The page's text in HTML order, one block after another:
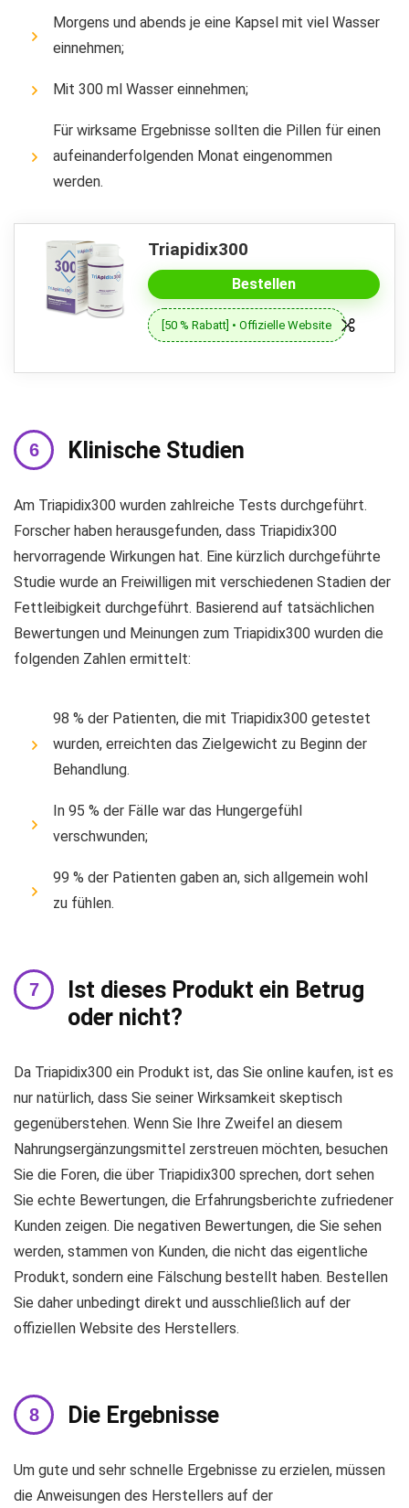
Morgens und abends je eine Kapsel mit viel Wasser
einnehmen;
Mit 300 ml Wasser einnehmen;
Für wirksame Ergebnisse sollten die Pillen für einen
aufeinanderfolgenden Monat eingenommen
werden.
Triapidix300
Bestellen
[50 % Rabatt] • Offizielle Website
Klinische Studien
Am Triapidix300 wurden zahlreiche Tests durchgeführt.
Forscher haben herausgefunden, dass Triapidix300
hervorragende Wirkungen hat. Eine kürzlich durchgeführte
Studie wurde an Freiwilligen mit verschiedenen Stadien der
Fettleibigkeit durchgeführt. Basierend auf tatsächlichen
Bewertungen und Meinungen zum Triapidix300 wurden die
folgenden Zahlen ermittelt:
98 % der Patienten, die mit Triapidix300 getestet
wurden, erreichten das Zielgewicht zu Beginn der
Behandlung.
In 95 % der Fälle war das Hungergefühl
verschwunden;
99 % der Patienten gaben an, sich allgemein wohl
zu fühlen.
Ist dieses Produkt ein Betrug
oder nicht?
Da Triapidix300 ein Produkt ist, das Sie online kaufen, ist es
nur natürlich, dass Sie seiner Wirksamkeit skeptisch
gegenüberstehen. Wenn Sie Ihre Zweifel an diesem
Nahrungsergänzungsmittel zerstreuen möchten, besuchen
Sie die Foren, die über Triapidix300 sprechen, dort sehen
Sie echte Bewertungen, die Erfahrungsberichte zufriedener
Kunden zeigen. Die negativen Bewertungen, die Sie sehen
werden, stammen von Kunden, die nicht das eigentliche
Produkt, sondern eine Fälschung bestellt haben. Bestellen
Sie daher unbedingt direkt und ausschließlich auf der
offiziellen Website des Herstellers.
Die Ergebnisse
Um gute und sehr schnelle Ergebnisse zu erzielen, müssen
die Anweisungen des Herstellers auf der